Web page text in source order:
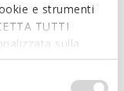
e strumenti
TUTTI
sulla
quali cookies ed
foot in swiftly